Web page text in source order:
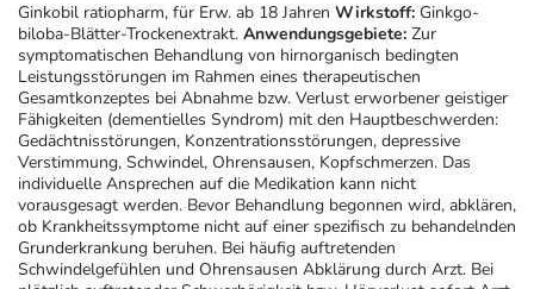
Ginkobil ratiopharm, für Erw. ab 18 Jahren Wirkstoff: Ginkgo-
biloba-Blätter-Trockenextrakt. Anwendungsgebiete: Zur
symptomatischen Behandlung von hirnorganisch bedingten
Leistungsstörungen im Rahmen eines therapeutischen
Gesamtkonzeptes bei Abnahme bzw. Verlust erworbener geistiger
Fähigkeiten (dementielles Syndrom) mit den Hauptbeschwerden:
Gedächtnisstörungen, Konzentrationsstörungen, depressive
Verstimmung, Schwindel, Ohrensausen, Kopfschmerzen. Das
individuelle Ansprechen auf die Medikation kann nicht
vorausgesagt werden. Bevor Behandlung begonnen wird, abklären,
ob Krankheitssymptome nicht auf einer spezifisch zu behandelnden
Grunderkrankung beruhen. Bei häufig auftretenden
Schwindelgefühlen und Ohrensausen Abklärung durch Arzt. Bei